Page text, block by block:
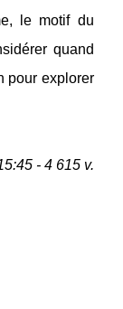
le motif du
quand
pour explorer
- 4 615 v.